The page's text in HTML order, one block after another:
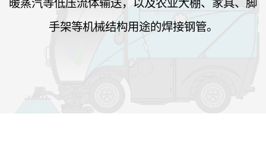
手架等机械结构用途的焊接钢管。